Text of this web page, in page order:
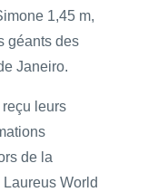
1,45 m,
géants des
Janeiro.
leurs
de la
World